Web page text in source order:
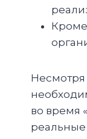
Кроме
Несмотря
во время
реальные